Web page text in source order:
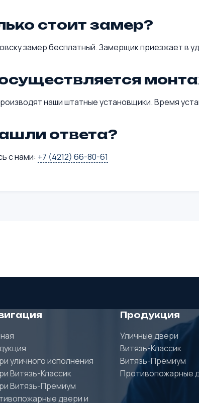
стоит замер?
замер бесплатный. Замерщик приезжает в
наши штатные установщики. Время
ответа?
с нами: +7 (4212) 66-80-61
уличного исполнения
Витязь-Классик
Витязь-Премиум
двери и
Продукция
Уличные двери
Витязь-Классик
Витязь-Премиум
Противопожарные